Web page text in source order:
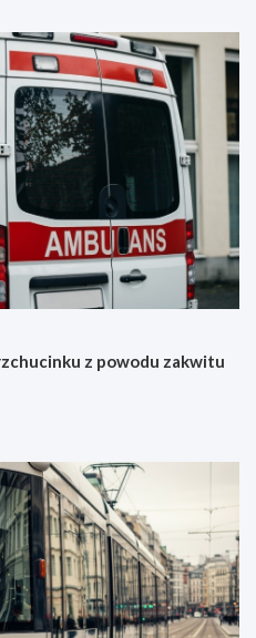
z powodu zakwitu